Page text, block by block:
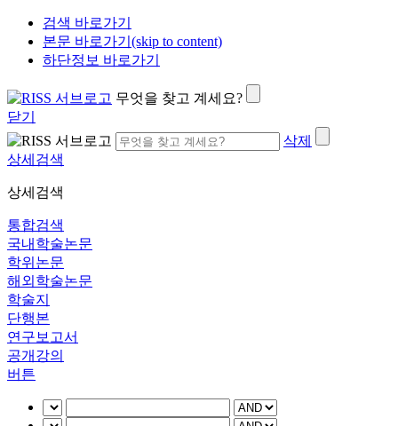
검색 바로가기
본문 바로가기(skip to content)
하단정보 바로가기
무엇을 찾고 계세요?
닫기
삭제
상세검색
상세검색
통합검색
국내학술논문
학위논문
해외학술논문
학술지
단행본
연구보고서
공개강의
버튼